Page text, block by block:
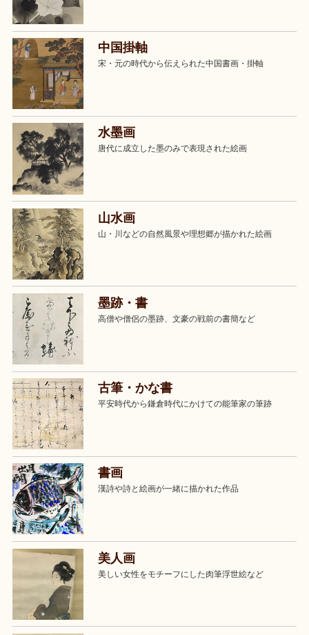
中国掛軸
宋・元の時代から伝えられた中国書画・掛軸
水墨画
唐代に成立した墨のみで表現された絵画
山水画
山・川などの自然風景や理想郷が描かれた絵画
墨跡・書
高僧や僧侶の墨跡、文豪の戦前の書簡など
古筆・かな書
平安時代から鎌倉時代にかけての能筆家の筆跡
書画
漢詩や詩と絵画が一緒に描かれた作品
美人画
美しい女性をモチーフにした肉筆浮世絵など